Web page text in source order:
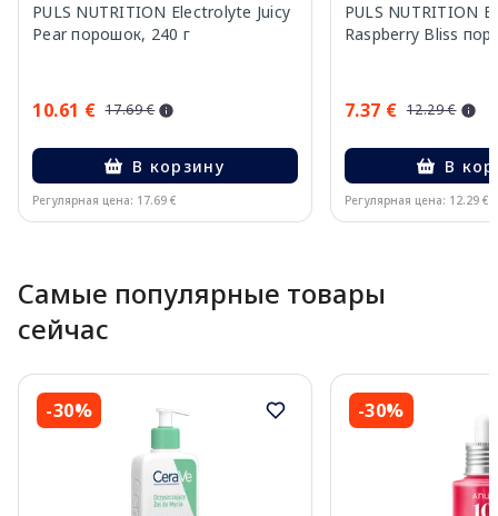
PULS NUTRITION Electrolyte Juicy
Pear порошок, 240 г
10.61 € 17.69 €
В корзину
Регулярная цена: 17.69 €
PULS NUTRITION
Raspberry Bliss
7.37 € 12.29 €
В
Регулярная цена: 12.29 €
Самые популярные товары
сейчас
-30% -30%